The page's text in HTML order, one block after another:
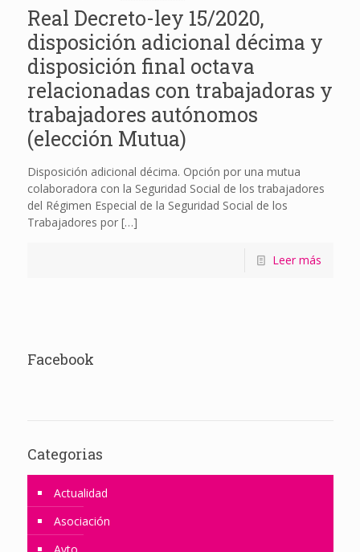
Real Decreto-ley 15/2020,
disposición adicional décima y
disposición final octava
relacionadas con trabajadoras y
trabajadores autónomos
(elección Mutua)
Disposición adicional décima. Opción por una mutua
colaboradora con la Seguridad Social de los trabajadores
del Régimen Especial de la Seguridad Social de los
Trabajadores por[…]
Leer más
Facebook
Categorias
Actualidad
Asociación